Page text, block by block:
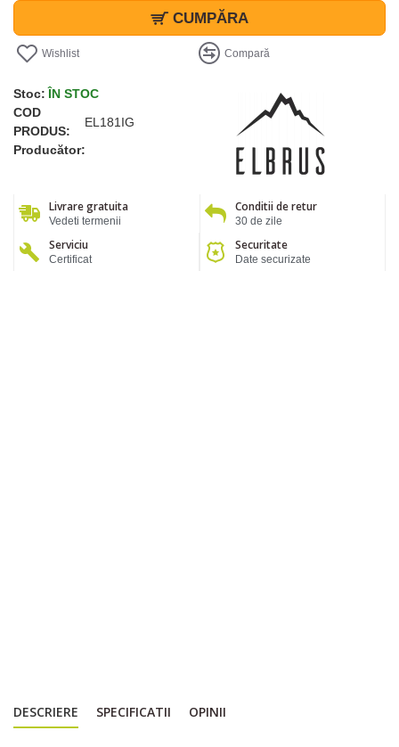
CUMPĂRA
Wishlist Compară
Stoc: ÎN STOC
COD
PRODUS:
EL181IG
Producător:
Livrare gratuita
Vedeti termenii
Conditii de retur
30 de zile
Serviciu
Certificat
Securitate
Date securizate
DESCRIERE SPECIFICATII OPINII